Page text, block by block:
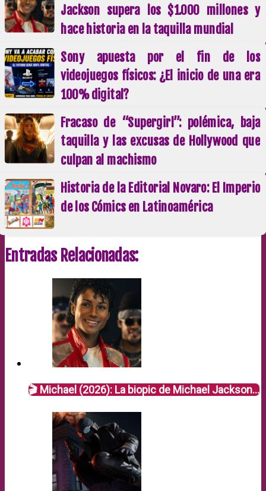
Jackson supera los $1.000 millones y
hace historia en la taquilla mundial
Sony apuesta por el fin de los
videojuegos físicos: ¿El inicio de una era
100% digital?
Fracaso de “Supergirl”: polémica, baja
taquilla y las excusas de Hollywood que
culpan al machismo
Historia de la Editorial Novaro: El Imperio
de los Cómics en Latinoamérica
Entradas Relacionadas:
🎬 Michael (2026): La biopic de Michael Jackson…